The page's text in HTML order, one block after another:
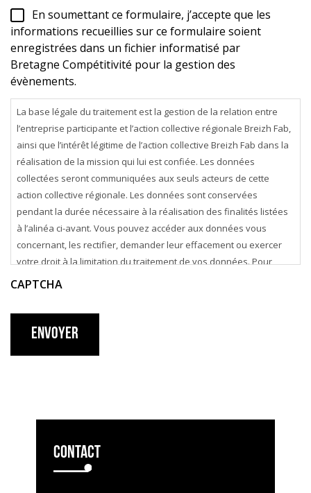
En soumettant ce formulaire, j’accepte que les
informations recueillies sur ce formulaire soient
enregistrées dans un fichier informatisé par
Bretagne Compétitivité pour la gestion des
évènements.
La base légale du traitement est la gestion de la relation entre
l’entreprise participante et l’action collective régionale Breizh Fab,
ainsi que l’intérêt légitime de l’action collective Breizh Fab dans la
réalisation de la mission qui lui est confiée. Les données
collectées seront communiquées aux seuls acteurs de cette
action collective régionale. Les données sont conservées
pendant la durée nécessaire à la réalisation des finalités listées
à l’alinéa ci-avant. Vous pouvez accéder aux données vous
concernant, les rectifier, demander leur effacement ou exercer
votre droit à la limitation du traitement de vos données. Pour
exercer ces droits ou pour toute question sur le traitement de vos
contact@breizhfab.bzh
CAPTCHA
Envoyer
Contact